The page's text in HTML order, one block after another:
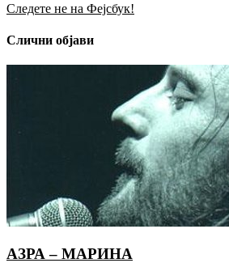
Следете не на Фејсбук!
Слични објави
АЗРА – МАРИНА